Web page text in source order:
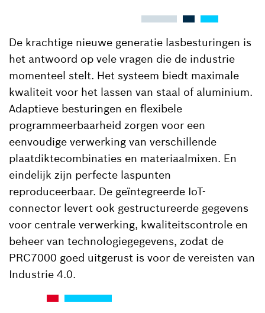
De krachtige nieuwe generatie lasbesturingen is
het antwoord op vele vragen die de industrie
momenteel stelt. Het systeem biedt maximale
kwaliteit voor het lassen van staal of aluminium.
Adaptieve besturingen en flexibele
programmeerbaarheid zorgen voor een
eenvoudige verwerking van verschillende
plaatdiktecombinaties en materiaalmixen. En
eindelijk zijn perfecte laspunten
reproduceerbaar. De geïntegreerde IoT-
connector levert ook gestructureerde gegevens
voor centrale verwerking, kwaliteitscontrole en
beheer van technologiegegevens, zodat de
PRC7000 goed uitgerust is voor de vereisten van
Industrie 4.0.